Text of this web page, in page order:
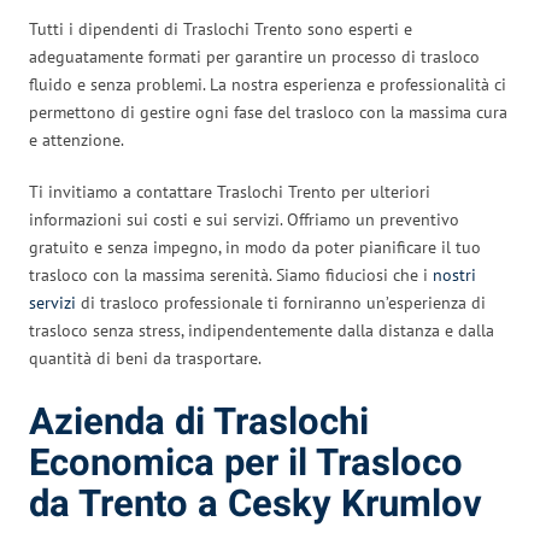
Tutti i dipendenti di Traslochi Trento sono esperti e
adeguatamente formati per garantire un processo di trasloco
fluido e senza problemi. La nostra esperienza e professionalità ci
permettono di gestire ogni fase del trasloco con la massima cura
e attenzione.
Ti invitiamo a contattare Traslochi Trento per ulteriori
informazioni sui costi e sui servizi. Offriamo un preventivo
gratuito e senza impegno, in modo da poter pianificare il tuo
trasloco con la massima serenità. Siamo fiduciosi che i nostri
servizi di trasloco professionale ti forniranno un’esperienza di
trasloco senza stress, indipendentemente dalla distanza e dalla
quantità di beni da trasportare.
Azienda di Traslochi
Economica per il Trasloco
da Trento a Cesky Krumlov